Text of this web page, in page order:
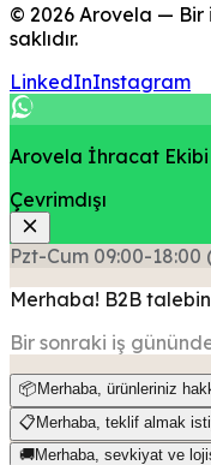
© 2026 Arovela — Bir
saklıdır.
LinkedInInstagram
Arovela İhracat Ekibi
Çevrimdışı
Pzt-Cum 09:00-18:00
Merhaba! B2B
Bir sonraki iş
📦 Merhaba, ürünleriniz
📋 Merhaba, teklif almak
🚚Merhaba, sevkiyat ve